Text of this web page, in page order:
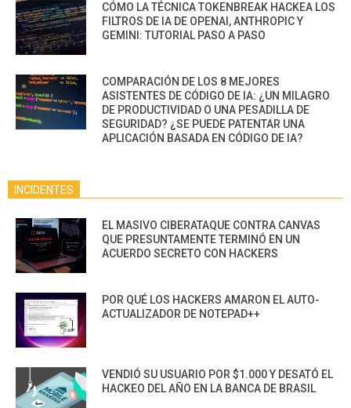
CÓMO LA TÉCNICA TOKENBREAK HACKEA LOS
FILTROS DE IA DE OPENAI, ANTHROPIC Y
GEMINI: TUTORIAL PASO A PASO
COMPARACIÓN DE LOS 8 MEJORES
ASISTENTES DE CÓDIGO DE IA: ¿UN MILAGRO
DE PRODUCTIVIDAD O UNA PESADILLA DE
SEGURIDAD? ¿SE PUEDE PATENTAR UNA
APLICACIÓN BASADA EN CÓDIGO DE IA?
INCIDENTES
EL MASIVO CIBERATAQUE CONTRA CANVAS
QUE PRESUNTAMENTE TERMINÓ EN UN
ACUERDO SECRETO CON HACKERS
POR QUÉ LOS HACKERS AMARON EL AUTO-
ACTUALIZADOR DE NOTEPAD++
VENDIÓ SU USUARIO POR $1.000 Y DESATÓ EL
HACKEO DEL AÑO EN LA BANCA DE BRASIL